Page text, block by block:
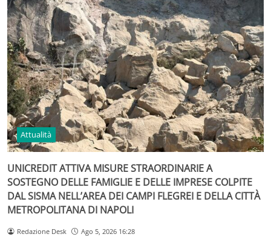
Attualità
UNICREDIT ATTIVA MISURE STRAORDINARIE A
SOSTEGNO DELLE FAMIGLIE E DELLE IMPRESE COLPITE
DAL SISMA NELL’AREA DEI CAMPI FLEGREI E DELLA CITTÀ
METROPOLITANA DI NAPOLI
Redazione Desk Ago 5, 2026 16:28